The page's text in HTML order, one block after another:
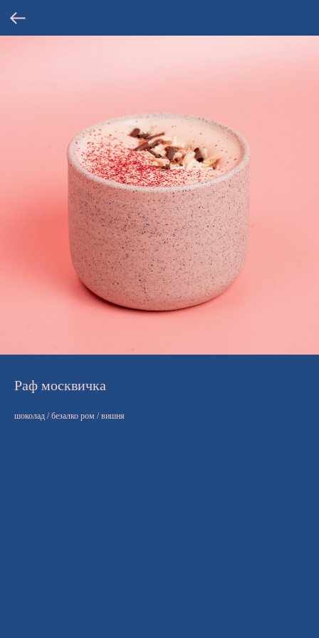
Раф москвичка
шоколад / безалко ром / вишня